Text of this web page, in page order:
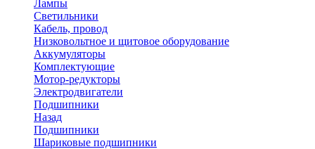
Лампы
Светильники
Кабель, провод
Низковольтное и щитовое оборудование
Аккумуляторы
Комплектующие
Мотор-редукторы
Электродвигатели
Подшипники
Назад
Подшипники
Шариковые подшипники